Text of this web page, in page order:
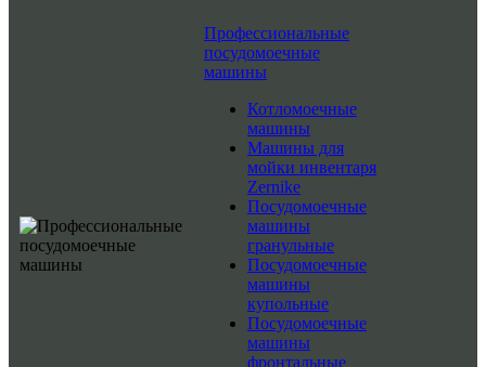
Профессиональные
посудомоечные
машины
Котломоечные
машины
Машины для
мойки инвентаря
Zernike
Посудомоечные
машины
гранульные
Посудомоечные
машины
купольные
Посудомоечные
машины
фронтальные